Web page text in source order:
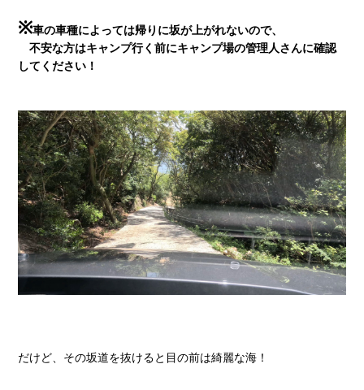
※車の車種によっては帰りに坂が上がれないので、
不安な方はキャンプ行く前にキャンプ場の管理人さんに確認
してください！
だけど、その坂道を抜けると目の前は綺麗な海！